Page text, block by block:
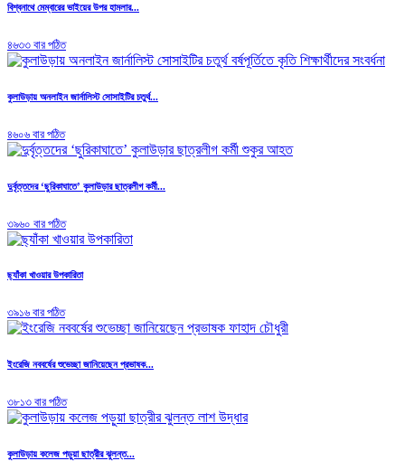
বিশ্বনাথে মেম্বারের ভাইয়ের উপর হামলার...
৪৬৩৩ বার পঠিত
কুলাউড়ায় অনলাইন জার্নালিস্ট সোসাইটির চতুর্থ...
৪৬০৬ বার পঠিত
দুর্বৃত্তদের ‘ছুরিকাঘাতে’ কুলাউড়ার ছাত্রলীগ কর্মী...
৩৯৬০ বার পঠিত
ছ্যাঁকা খাওয়ার উপকারিতা
৩৯১৬ বার পঠিত
ইংরেজি নববর্ষের শুভেচ্ছা জানিয়েছেন প্রভাষক...
৩৮১৩ বার পঠিত
কুলাউড়ায় কলেজ পড়ুয়া ছাত্রীর ঝুলন্ত...